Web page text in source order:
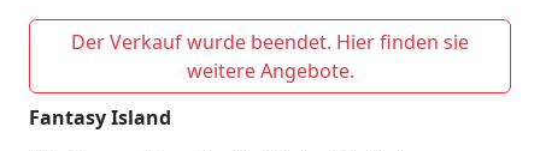
Der Verkauf wurde beendet. Hier finden sie
weitere Angebote.
Fantasy Island